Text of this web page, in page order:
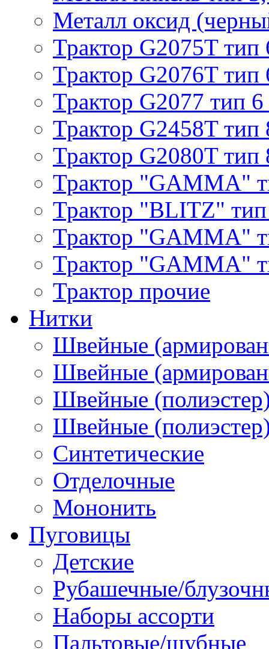
Металл оксид
Трактор G2075T тип
Трактор G2076T тип
Трактор G2077 тип 6
Трактор G2458T тип
Трактор G2080T тип
Трактор "GAMMA"
Трактор "BLITZ"
Трактор "GAMMA"
Трактор "GAMMA"
Трактор прочие
Нитки
Швейные
Швейные
Швейные
Швейные
Синтетические
Отделочные
Мононить
Пуговицы
Детские
Рубашечные/
Наборы ассорти
Пальтовые/шубные